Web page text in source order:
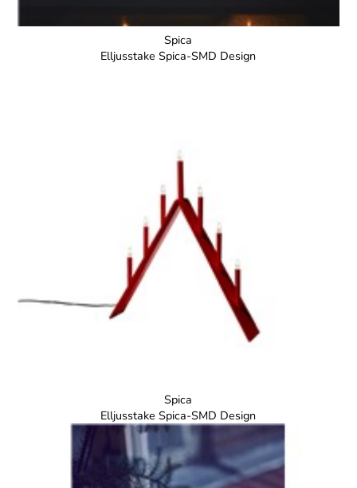
Spica
Elljusstake Spica-SMD Design
Spica
Elljusstake Spica-SMD Design